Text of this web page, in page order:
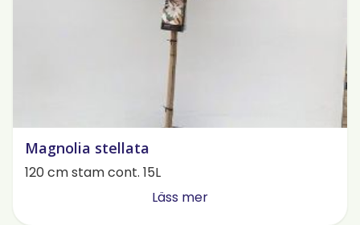
Magnolia stellata
120 cm stam cont. 15L
Läss mer